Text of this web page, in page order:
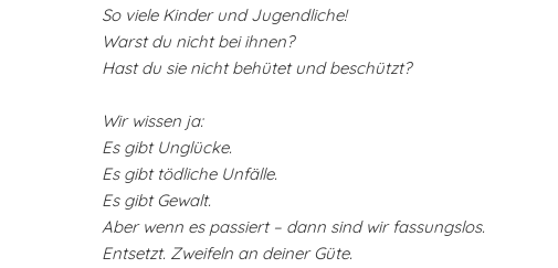
So viele Kinder und Jugendliche!
Warst du nicht bei ihnen?
Hast du sie nicht behütet und beschützt?
Wir wissen ja:
Es gibt Unglücke.
Es gibt tödliche Unfälle.
Es gibt Gewalt.
Aber wenn es passiert – dann sind wir fassungslos.
Entsetzt. Zweifeln an deiner Güte.